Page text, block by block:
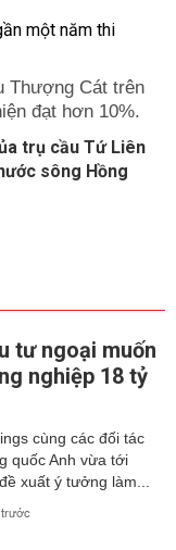
Thượng Cát trên
đạt hơn 10%.
trụ cầu Tứ Liên
sông Hồng
tư ngoại muốn
nghiệp 18 tỷ
cùng các đối tác
quốc Anh vừa tới
xuất ý tưởng làm...